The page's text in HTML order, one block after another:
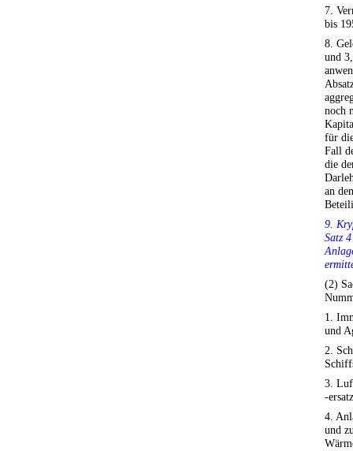
7.
bis
8.
und
noch
für
Fall
die
an
9.
Satz
(2)
1.
und
2.
3.
-
4.
und